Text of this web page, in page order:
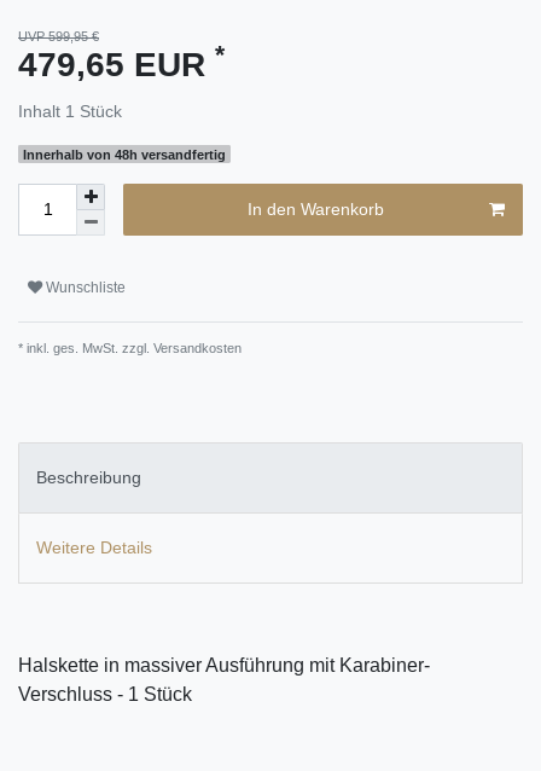
UVP 599,95 €
479,65 EUR *
Inhalt 1 Stück
Innerhalb von 48h versandfertig
In den Warenkorb
Wunschliste
* inkl. ges. MwSt. zzgl. Versandkosten
Beschreibung
Weitere Details
Halskette in massiver Ausführung mit Karabiner-
Verschluss - 1 Stück